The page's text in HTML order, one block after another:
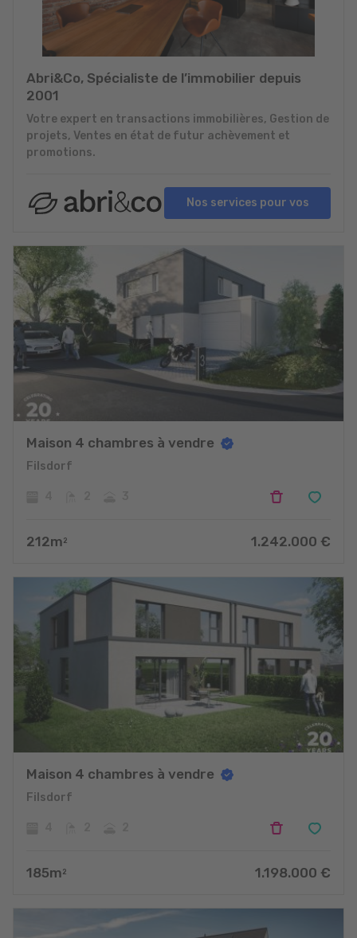
Abri&Co, Spécialiste de l’immobilier depuis
2001
Votre expert en transactions immobilières, Gestion de
projets, Ventes en état de futur achèvement et
promotions.
Nos services pour vos
Maison 4 chambres à vendre
Filsdorf
212m 2 1.242.000 €
Maison 4 chambres à vendre
Filsdorf
185m 2 1.198.000 €